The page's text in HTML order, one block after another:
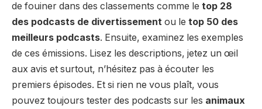
de fouiner dans des classements comme le top 28
des podcasts de divertissement ou le top 50 des
meilleurs podcasts. Ensuite, examinez les exemples
de ces émissions. Lisez les descriptions, jetez un œil
aux avis et surtout, n’hésitez pas à écouter les
premiers épisodes. Et si rien ne vous plaît, vous
pouvez toujours tester des podcasts sur les animaux